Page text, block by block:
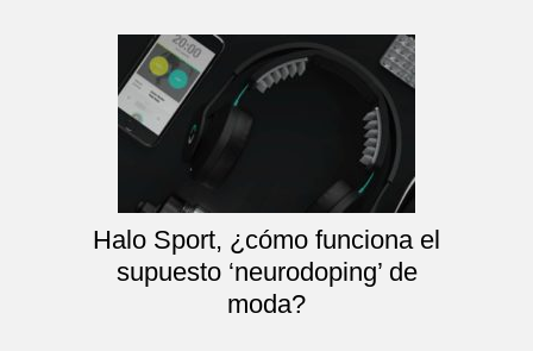
Halo Sport, ¿cómo funciona el
supuesto ‘neurodoping’ de
moda?